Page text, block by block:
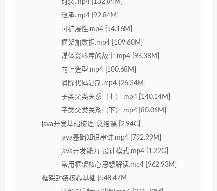
封装.mp4 [132.04M]
继承.mp4 [92.84M]
可扩展性.mp4 [54.16M]
框架加数据.mp4 [109.60M]
媒体资料库的故事.mp4 [98.38M]
向上造型.mp4 [100.68M]
消除代码复制.mp4 [26.34M]
子类父类关系（上）.mp4 [140.14M]
子类父类关系（下）.mp4 [80.06M]
java开发基础梳理-总结课 [2.94G]
java基础知识串讲.mp4 [792.99M]
java开发能力-设计模式.mp4 [1.22G]
常用框架核心思想解读.mp4 [962.93M]
框架封装核心基础 [548.47M]